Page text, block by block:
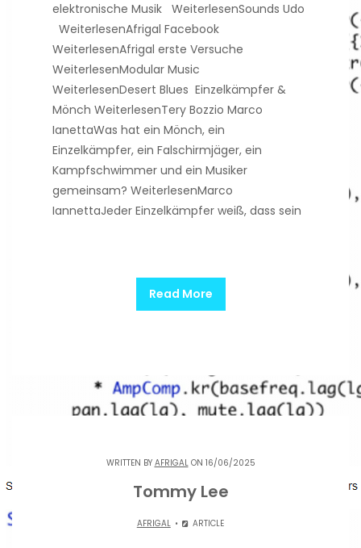
elektronische Musik WeiterlesenSounds Udo
WeiterlesenAfrigal Facebook
WeiterlesenAfrigal erste Versuche
WeiterlesenModular Music
WeiterlesenDesert Blues Einzelkämpfer &
Mönch WeiterlesenTery Bozzio Marco
IanettaWas hat ein Mönch, ein
Einzelkämpfer, ein Falschirmjäger, ein
Kampfschwimmer und ein Musiker
gemeinsam? WeiterlesenMarco
IannettaJeder Einzelkämpfer weiß, dass sein
Read More
WRITTEN BY AFRIGALON 16/06/2025
Tommy Lee
AFRIGAL ARTICLE